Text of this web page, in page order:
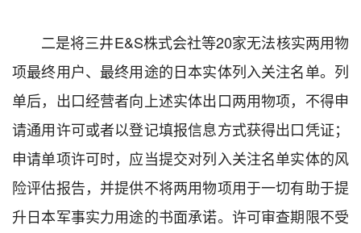
二是将三井E&S株式会社等20家无法核实两用物
项最终用户、最终用途的日本实体列入关注名单。列
单后，出口经营者向上述实体出口两用物项，不得申
请通用许可或者以登记填报信息方式获得出口凭证；
申请单项许可时，应当提交对列入关注名单实体的风
险评估报告，并提供不将两用物项用于一切有助于提
升日本军事实力用途的书面承诺。许可审查期限不受